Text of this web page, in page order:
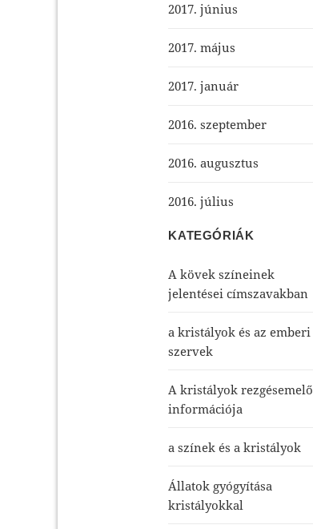
2017. június
2017. május
2017. január
2016. szeptember
2016. augusztus
2016. július
KATEGÓRIÁK
A kövek színeinek
jelentései címszavakban
a kristályok és az emberi
szervek
A kristályok rezgésemelő
információja
a színek és a kristályok
Állatok gyógyítása
kristályokkal